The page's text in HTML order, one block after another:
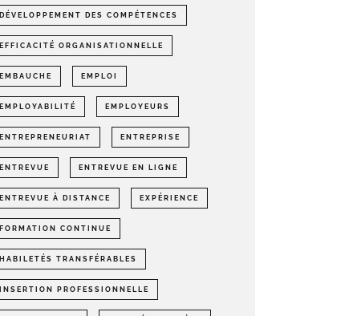
DÉVELOPPEMENT DES COMPÉTENCES
EFFICACITÉ ORGANISATIONNELLE
EMBAUCHE EMPLOI
EMPLOYABILITÉ EMPLOYEURS
ENTREPRENEURIAT ENTREPRISE
ENTREVUE ENTREVUE EN LIGNE
ENTREVUE À DISTANCE EXPÉRIENCE
FORMATION CONTINUE
HABILETÉS TRANSFÉRABLES
INSERTION PROFESSIONNELLE